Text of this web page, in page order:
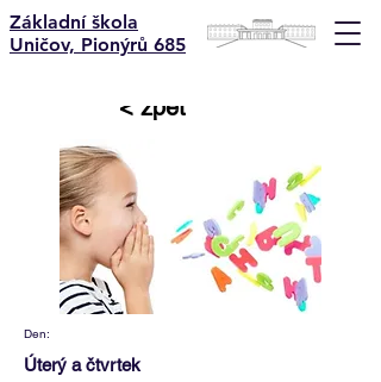
Základní škola
Uničov, Pionýrů 685
< zpět
Den:
Úterý a čtvrtek